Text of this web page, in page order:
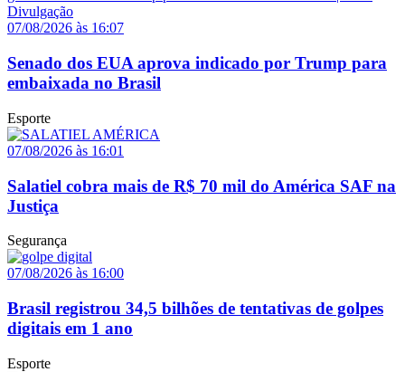
07/08/2026 às 16:07
Senado dos EUA aprova indicado por Trump para
embaixada no Brasil
Esporte
07/08/2026 às 16:01
Salatiel cobra mais de R$ 70 mil do América SAF na
Justiça
Segurança
07/08/2026 às 16:00
Brasil registrou 34,5 bilhões de tentativas de golpes
digitais em 1 ano
Esporte